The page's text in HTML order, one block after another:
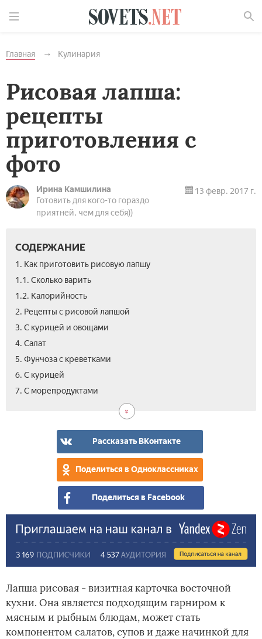
Главная Кулинария
Рисовая лапша:
рецепты
приготовления с
фото
Ирина Камшилина
Готовить для кого-то гораздо
приятней, чем для себя))
13 февр. 2017 г.
СОДЕРЖАНИЕ
1. Как приготовить рисовую лапшу
1.1. Сколько варить
1.2. Калорийность
2. Рецепты с рисовой лапшой
3. С курицей и овощами
4. Салат
5. Фунчоза с креветками
6. С курицей
7. С морепродуктами
Рассказать ВКонтакте
Поделиться в Одноклассниках
Поделиться в Facebook
Лапша рисовая - визитная карточка восточной
кухни. Она является подходящим гарниром к
мясным и рыбным блюдам, может стать
компонентом салатов, супов и даже начинкой для